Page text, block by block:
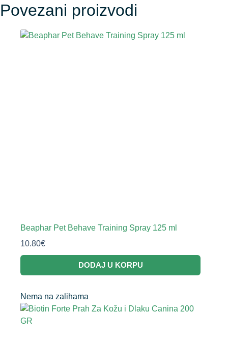
Povezani proizvodi
Beaphar Pet Behave Training Spray 125 ml
10.80€
DODAJ U KORPU
Nema na zalihama